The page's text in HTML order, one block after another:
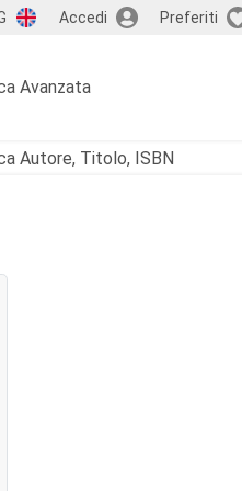
Accedi Preferiti
Avanzata